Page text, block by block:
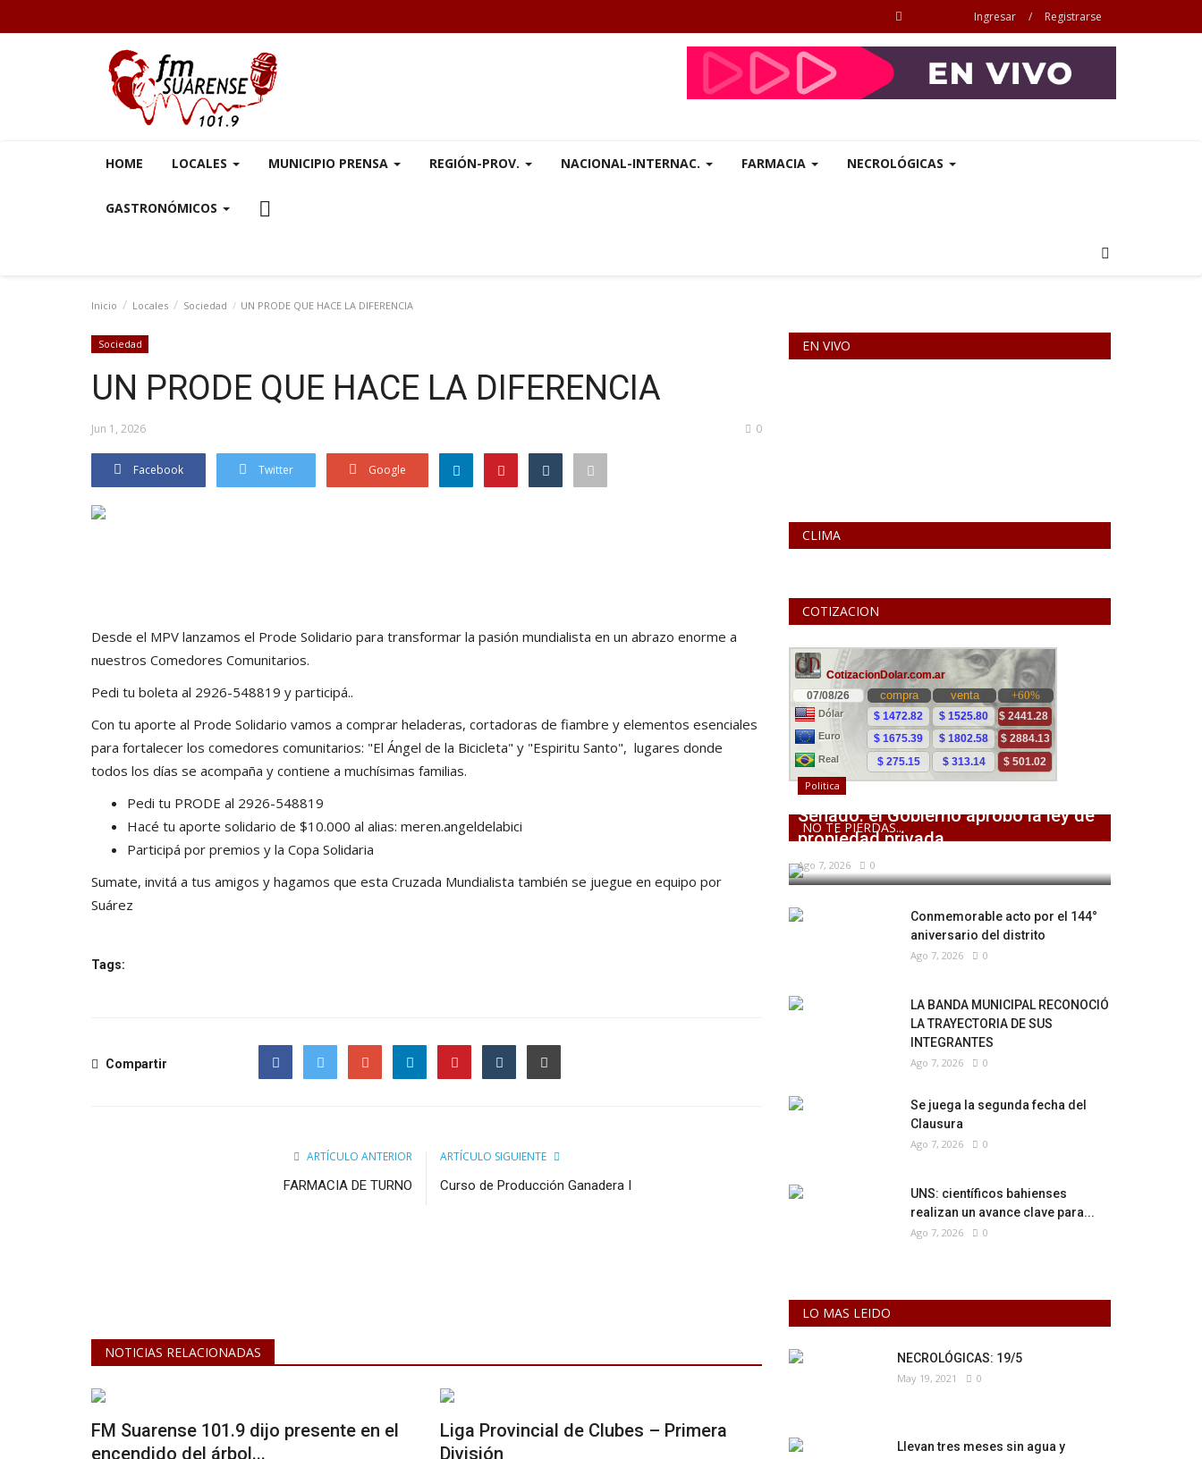
Ingresar / Registrarse
HOME LOCALES MUNICIPIO PRENSA REGIÓN-PROV. NACIONAL-INTERNAC. FARMACIA NECROLÓGICAS
GASTRONÓMICOS
Inicio Locales Sociedad UN PRODE QUE HACE LA DIFERENCIA
Sociedad
UN PRODE QUE HACE LA DIFERENCIA
Jun 1, 2026 0
Facebook Twitter Google
Desde el MPV lanzamos el Prode Solidario para transformar la pasión mundialista en un abrazo enorme a
nuestros Comedores Comunitarios.
Pedi tu boleta al 2926-548819 y participá..
Con tu aporte al Prode Solidario vamos a comprar heladeras, cortadoras de fiambre y elementos esenciales
para fortalecer los comedores comunitarios: "El Ángel de la Bicicleta" y "Espiritu Santo", lugares donde
todos los días se acompaña y contiene a muchísimas familias.
Pedi tu PRODE al 2926-548819
Hacé tu aporte solidario de $10.000 al alias: meren.angeldelabici
Participá por premios y la Copa Solidaria
Sumate, invitá a tus amigos y hagamos que esta Cruzada Mundialista también se juegue en equipo por
Suárez
Tags:
Compartir
ARTÍCULO ANTERIOR
FARMACIA DE TURNO
ARTÍCULO SIGUIENTE
Curso de Producción Ganadera I
NOTICIAS RELACIONADAS
FM Suarense 101.9 dijo presente en el
encendido del árbol...
Liga Provincial de Clubes – Primera
División
EN VIVO
CLIMA
COTIZACION
NO TE PIERDAS...
Politica
Senado: el Gobierno aprobó la ley de
propiedad privada,...
Ago 7, 2026 0
Conmemorable acto por el 144°
aniversario del distrito
Ago 7, 2026 0
LA BANDA MUNICIPAL RECONOCIÓ
LA TRAYECTORIA DE SUS
INTEGRANTES
Ago 7, 2026 0
Se juega la segunda fecha del
Clausura
Ago 7, 2026 0
UNS: científicos bahienses
realizan un avance clave para...
Ago 7, 2026 0
LO MAS LEIDO
NECROLÓGICAS: 19/5
May 19, 2021 0
Llevan tres meses sin agua y